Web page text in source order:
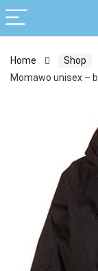
Home Shop
Momawo unisex –